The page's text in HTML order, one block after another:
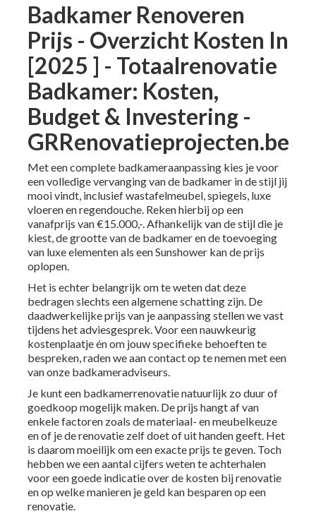
Badkamer Renoveren
Prijs - Overzicht Kosten In
[2025 ] - Totaalrenovatie
Badkamer: Kosten,
Budget & Investering -
GRRenovatieprojecten.be
Met een complete badkamer­aanpassing kies je voor
een volledige vervanging van de badkamer in de stijl jij
mooi vindt, inclusief wastafelmeubel, spiegels, luxe
vloeren en regendouche. Reken hierbij op een
vanafprijs van €15.000,-. Afhankelijk van de stijl die je
kiest, de grootte van de badkamer en de toevoeging
van luxe elementen als een Sunshowerkan de prijs
oplopen.
Het is echter belangrijk om te weten dat deze
bedragen slechts een algemene schatting zijn. De
daadwerkelijke prijs van je aanpassing stellen we vast
tijdens het adviesgesprek. Voor een nauwkeurig
kostenplaatje én om jouw specifieke behoeften te
bespreken, raden we aancontact op te nemen met een
van onze badkameradviseurs.
Je kunt een badkamerrenovatie natuurlijk zo duur of
goedkoop mogelijk maken. De prijs hangt af van
enkele factoren zoals de materiaal- en meubelkeuze
en of je de renovatie zelf doet of uit handen geeft. Het
is daarom moeilijk om een exacte prijs te geven. Toch
hebben we een aantal cijfers weten te achterhalen
voor een goede indicatie over de kosten bij renovatie
en op welke manieren je geld kan besparen op een
renovatie.